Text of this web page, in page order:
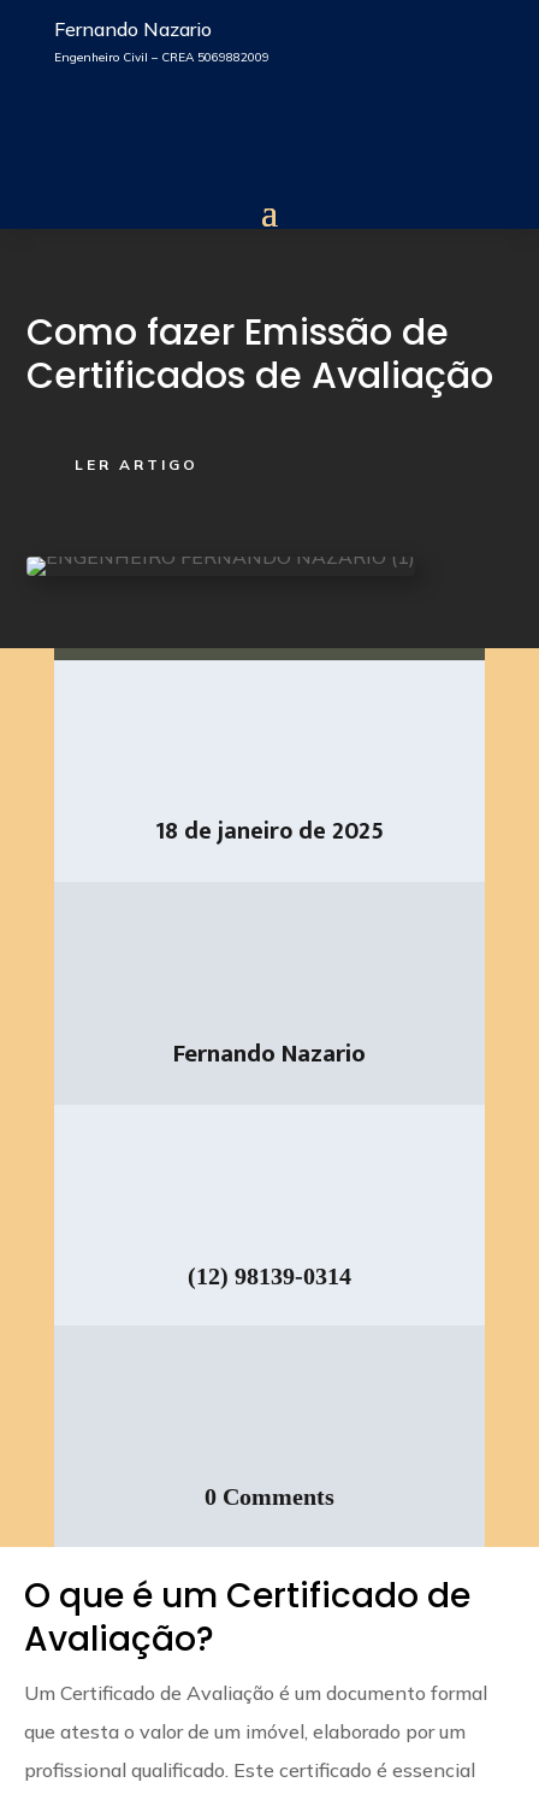
Fernando Nazario
Engenheiro Civil – CREA 5069882009
Como fazer Emissão de
Certificados de Avaliação
LER ARTIGO
18 de janeiro de 2025
Fernando Nazario
(12) 98139-0314
0 Comments
O que é um Certificado de
Avaliação?
Um Certificado de Avaliação é um documento formal
que atesta o valor de um imóvel, elaborado por um
profissional qualificado. Este certificado é essencial